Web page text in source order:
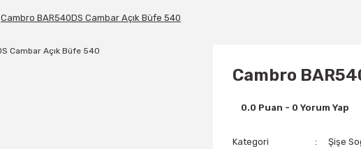
Cambro BAR540DS Cambar Açık Büfe 540
Cambro
0.0 Puan - 0 Yorum Yap
Kategori
Şişe